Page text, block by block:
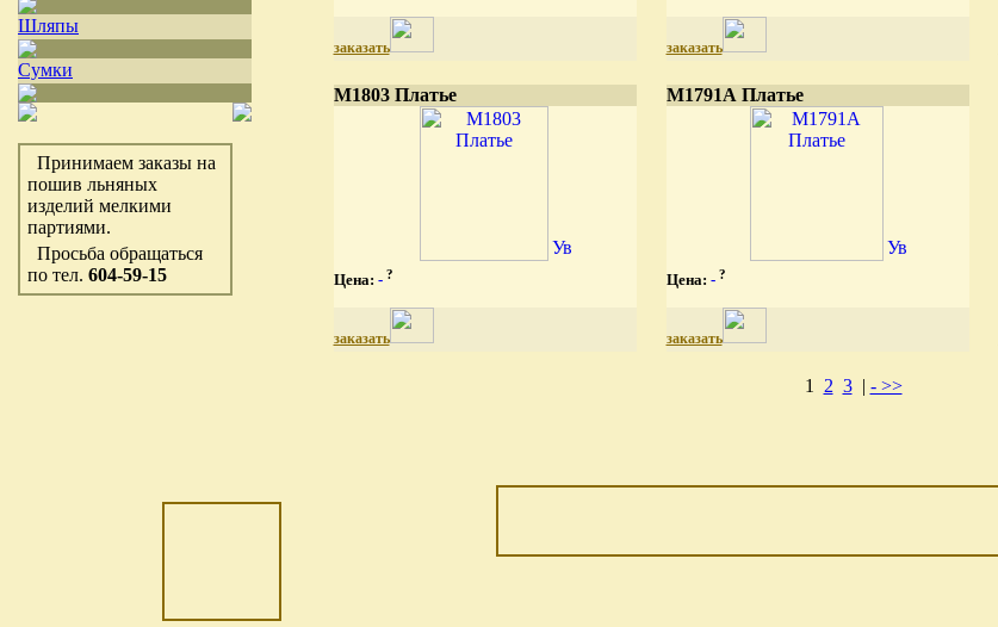
Шляпы
Сумки
Принимаем заказы на
пошив льняных
изделий мелкими
партиями.
Просьба обращаться
по тел. 604-59-15
заказать заказать
М1803 Платье
Цена: - ?
заказать
М1791А Платье
Цена: - ?
заказать
1 2 3 | - >>